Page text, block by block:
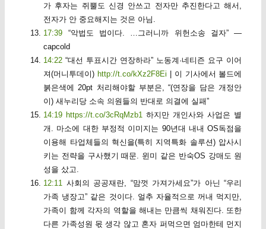
가 후자는 쥐뿔도 신경 안쓰고 전자만 추진한다고 해서,
전자가 안 중요해지는 것은 아님.
17:39
“악법도 법이다. …그러니까 위헌소송 걸자” —
capcold
14:22 “대선 투표시간 연장하라” 노동계·네티즌 요구 이어
져(머니투데이) http://t.co/kXz2F8Ei | 이 기사에서 볼드에
붉은색에 20pt 처리해야할 부분은, “(연장을 담은 개정안
이) 새누리당 소속 의원들의 반대로 의결에 실패”
14:19 https://t.co/3cRqMzb1 하지만 개인사와 사업은 별
개. 마소에 대한 부정적 이미지는 90년대 내내 OS독점을
이용해 타업체들의 혁신을(특히 지역특화 솔루션) 압사시
키는 전략을 구사했기 때문. 윈미 같은 반숙OS 강매도 원
성을 샀고.
12:11
사회의 공공재란, “맘껏 가져가세요”가 아닌 “우리
가족 냉장고” 같은 것이다. 얼추 자율적으로 꺼내 먹지만,
가족이 함께 각자의 역할을 해내는 만큼씩 채워진다. 또한
다른 가족성원 몫 생각 않고 혼자 퍼먹으면 엄마한테 먼지